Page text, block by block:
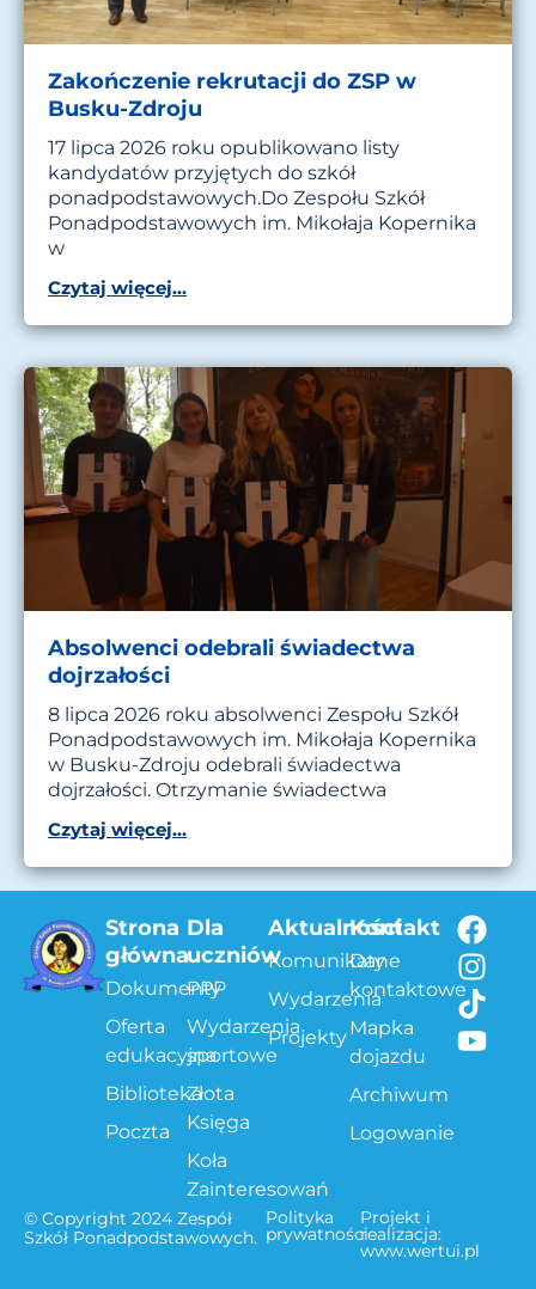
Zakończenie rekrutacji do ZSP w
Busku-Zdroju
17 lipca 2026 roku opublikowano listy
kandydatów przyjętych do szkół
ponadpodstawowych.Do Zespołu Szkół
Ponadpodstawowych im. Mikołaja Kopernika
w
Czytaj więcej...
Absolwenci odebrali świadectwa
dojrzałości
8 lipca 2026 roku absolwenci Zespołu Szkół
Ponadpodstawowych im. Mikołaja Kopernika
w Busku-Zdroju odebrali świadectwa
dojrzałości. Otrzymanie świadectwa
Czytaj więcej...
Strona
główna
Dokumenty
Oferta
edukacyjna
Biblioteka
Poczta
Dla
uczniów
PPP
Wydarzenia
sportowe
Złota
Księga
Koła
Zainteresowań
Aktualności
Komunikaty
Wydarzenia
Projekty
Kontakt
Dane
kontaktowe
Mapka
dojazdu
Archiwum
Logowanie
© Copyright 2024 Zespół
Szkół Ponadpodstawowych.
Polityka
prywatności
Projekt i
realizacja:
www.wertui.pl